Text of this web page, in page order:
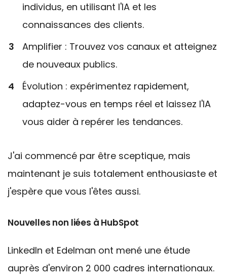
individus, en utilisant l'IA et les
connaissances des clients.
Amplifier : Trouvez vos canaux et atteignez
de nouveaux publics.
Évolution : expérimentez rapidement,
adaptez-vous en temps réel et laissez l'IA
vous aider à repérer les tendances.
J'ai commencé par être sceptique, mais
maintenant je suis totalement enthousiaste et
j'espère que vous l'êtes aussi.
Nouvelles non liées à HubSpot
LinkedIn et Edelman ont mené une étude
auprès d'environ 2 000 cadres internationaux.